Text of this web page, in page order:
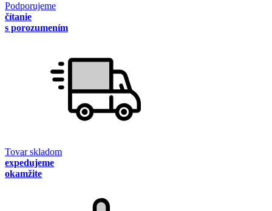
Podporujeme
čítanie
s porozumením
Tovar skladom
expedujeme
okamžite